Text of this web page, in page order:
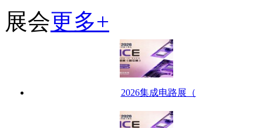
展会更多+
2026集成电路展（